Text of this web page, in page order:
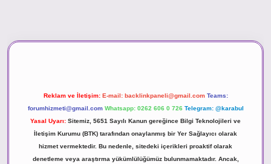
Reklam ve İletişim: E-mail: backlinkpaneli@gmail.com Teams:
forumhizmeti@gmail.com Whatsapp: 0262 606 0 726 Telegram: @karabul
Yasal Uyarı: Sitemiz, 5651 Sayılı Kanun gereğince Bilgi Teknolojileri ve
İletişim Kurumu (BTK) tarafından onaylanmış bir Yer Sağlayıcı olarak
hizmet vermektedir. Bu nedenle, sitedeki içerikleri proaktif olarak
denetleme veya araştırma yükümlülüğümüz bulunmamaktadır. Ancak,